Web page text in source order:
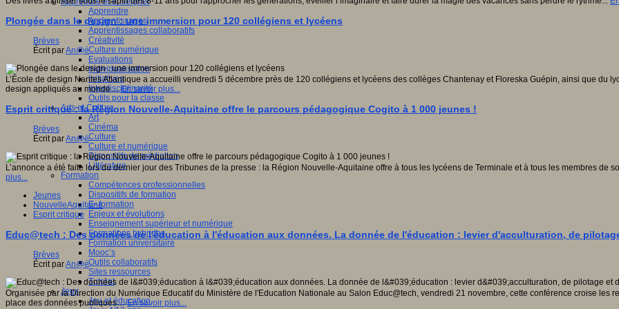
Apprendre
Apprentissages
Apprentissages collaboratifs
Créativité
Culture numérique
Evaluations
Individualisation
Initiatives
Interdisciplinarité
Outils pour la classe
Arts et Culture
Art
Cinéma
Culture
Culture et numérique
Dispositifs de médiation
Littérature
Formation
Compétences professionnelles
Dispositifs de formation
E- formation
Enjeux et évolutions
Enseignement supérieur et numérique
Formations hybrides
Formation universitaire
Mooc’s
Outils collaboratifs
Sites ressources
Tutorat
Jeux
Jeu et éducation
Plongée dans le design : une immersion pour 120 collégiens et lycéens
Brèves
Écrit parAn@é
L’École de design Nantes Atlantique a accueilli vendredi 5 décembre près de 120 collégiens et lycéens des collèges Chantenay et Floreska Guépin, ainsi que du
design appliqués au monde…En savoir plus...
Esprit critique : la Région Nouvelle-Aquitaine offre le parcours pédagogique Cogito à 1 000 jeunes !
Brèves
Écrit parAn@é
L’annonce a été faite lors du dernier jour des Tribunes de la presse : la Région Nouvelle-Aquitaine offre à tous les lycéens de Terminale et à tous les membres
plus...
Jeunes
NouvelleAquitaine
Esprit critique
Educ@tech : Des données de l'éducation à l'éducation aux données. La donnée de l'éducation : levier d'acculturation, de
Brèves
Écrit parAn@é
Organisée par la Direction du Numérique Educatif du Ministère de l'Education Nationale au Salon Educ@tech, vendredi 21 novembre, cette conférence croise
place des données publiques…En savoir plus...